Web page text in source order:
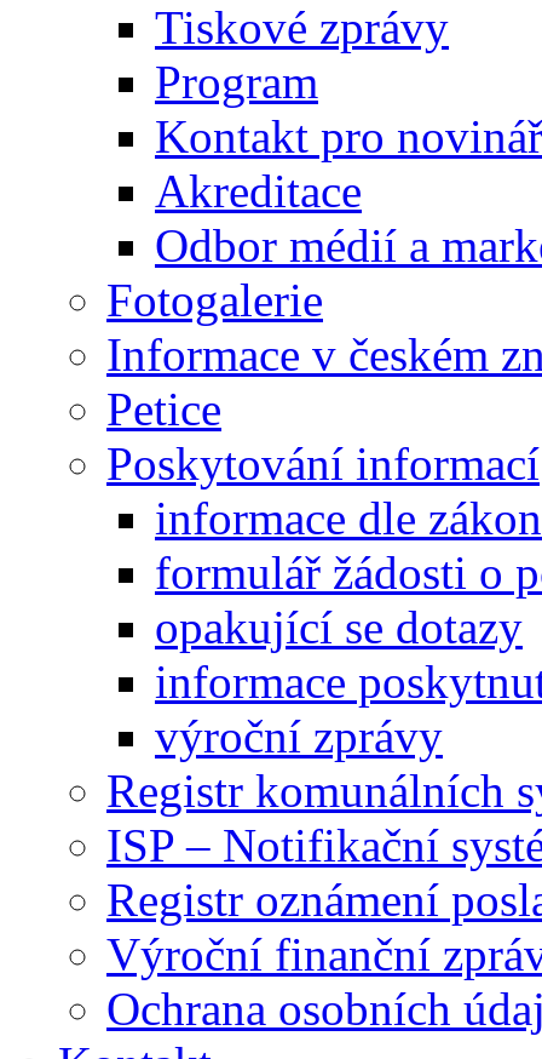
Tiskové zprávy
Program
Kontakt pro
Akreditace
Odbor médií a
Fotogalerie
Informace v českém
Petice
Poskytování informací
informace dle
formulář žádosti o
opakující se dotazy
informace
výroční zprávy
Registr komunálních
ISP – Notifikační
Registr oznámení
Výroční finanční
Ochrana osobních